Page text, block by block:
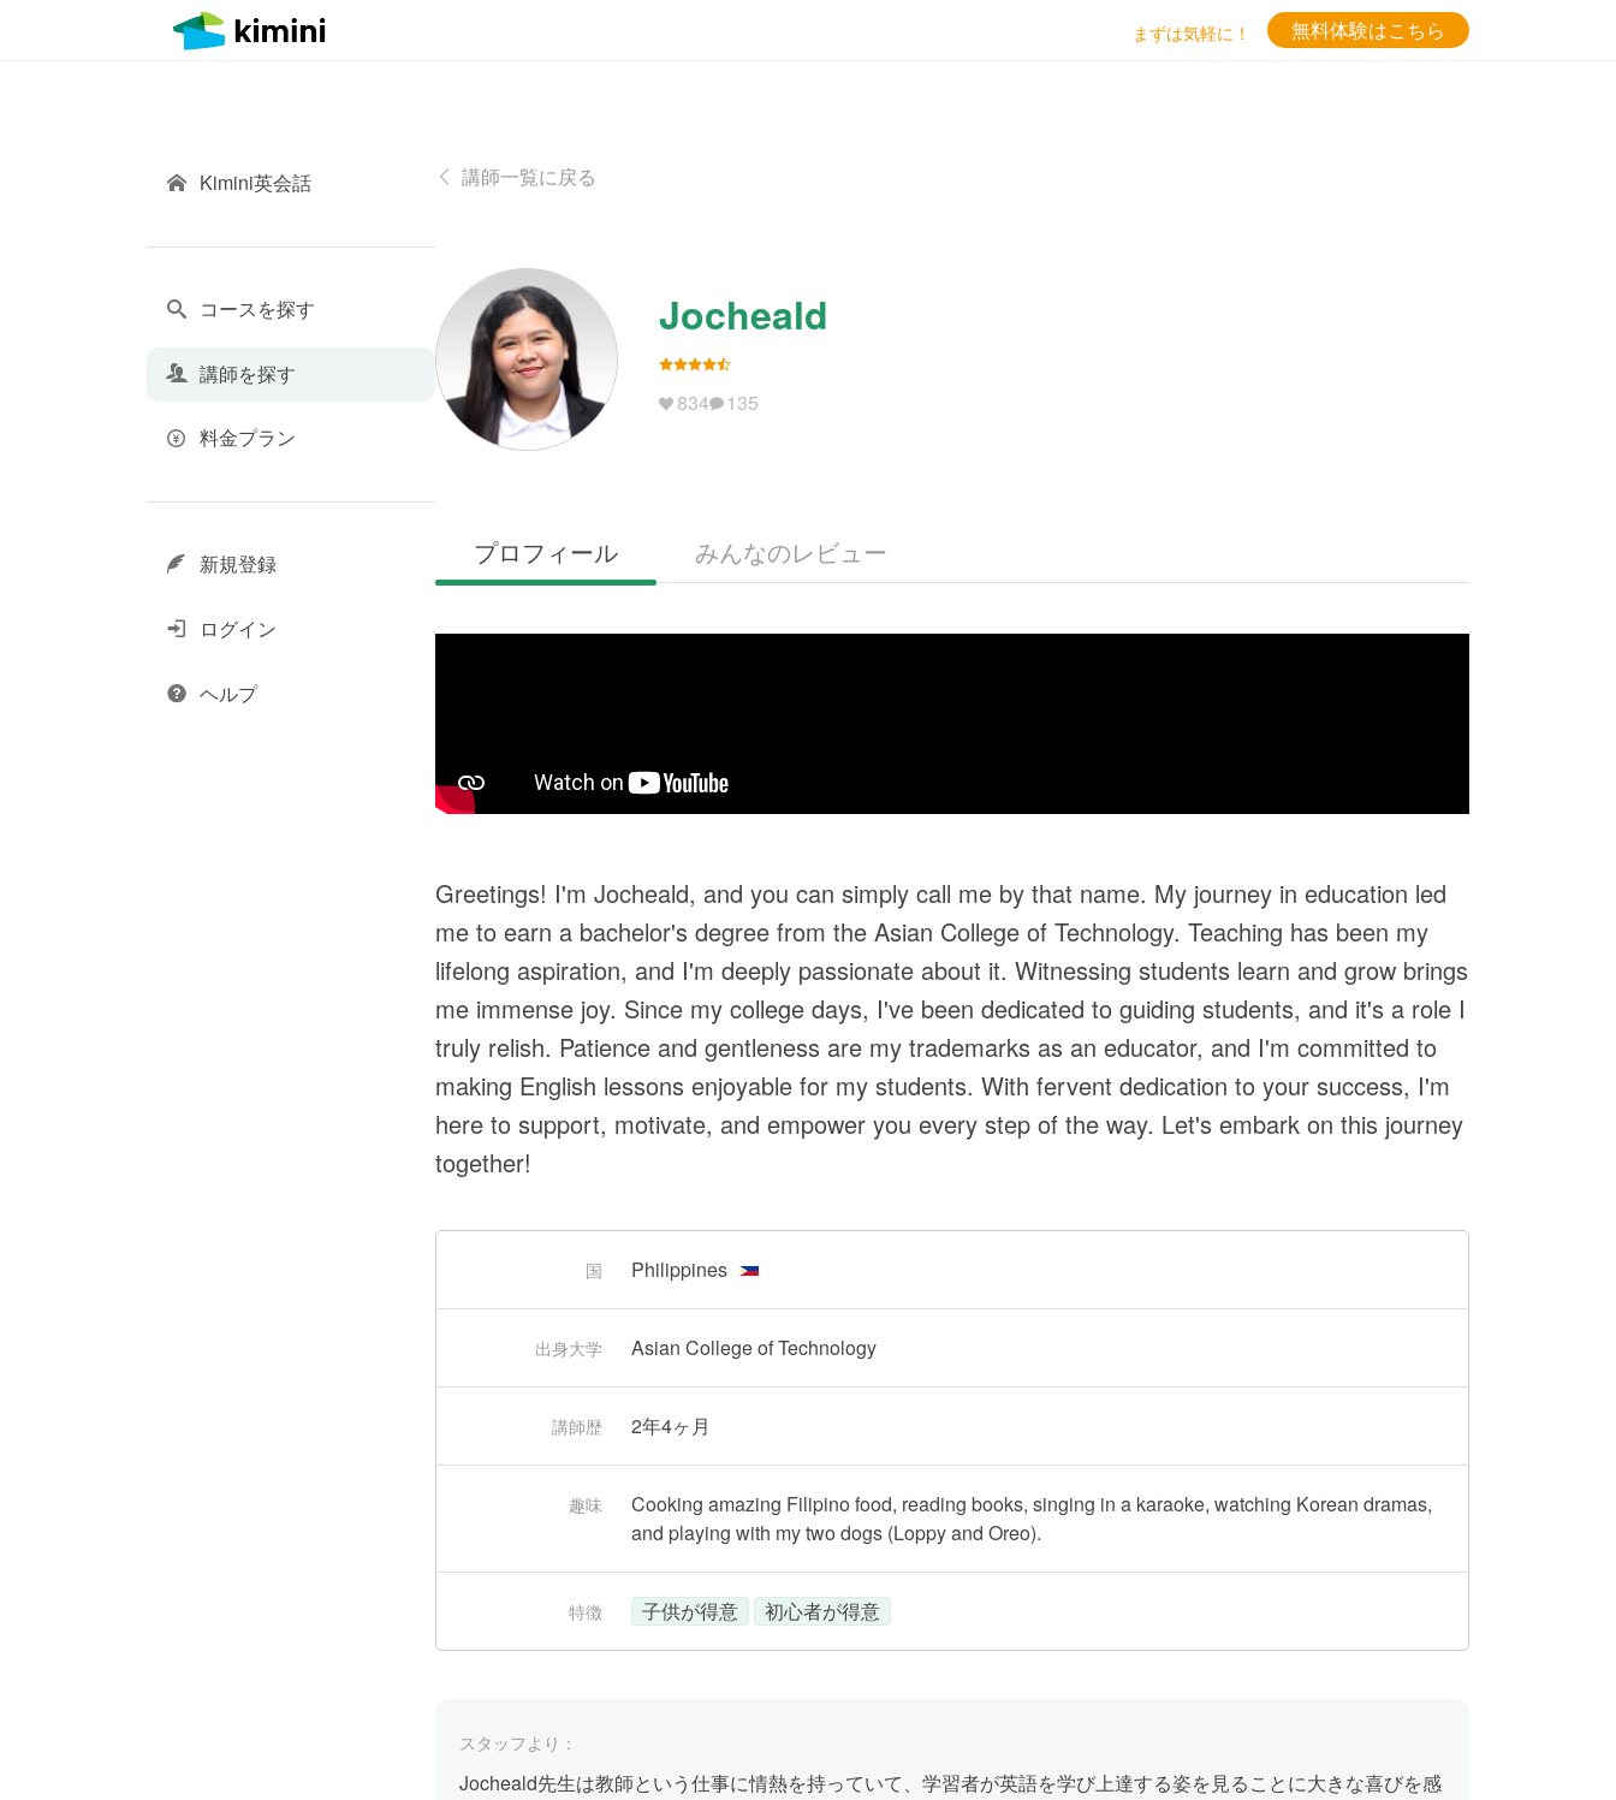
まずは気軽に！ 無料体験はこちら
講師一覧に戻る
Jocheald
834 135
プロフィール みんなのレビュー
Greetings! I'm Jocheald, and you can simply call me by that name. My journey in education led
me to earn a bachelor's degree from the Asian College of Technology. Teaching has been my
lifelong aspiration, and I'm deeply passionate about it. Witnessing students learn and grow brings
me immense joy. Since my college days, I've been dedicated to guiding students, and it's a role I
truly relish. Patience and gentleness are my trademarks as an educator, and I'm committed to
making English lessons enjoyable for my students. With fervent dedication to your success, I'm
here to support, motivate, and empower you every step of the way. Let's embark on this journey
together!
国 Philippines
出身大学 Asian College of Technology
講師歴 2年4ヶ月
趣味
Cooking amazing Filipino food, reading books, singing in a karaoke, watching Korean dramas,
and playing with my two dogs (Loppy and Oreo).
特徴 子供が得意 初心者が得意
スタッフより：
Jocheald先生は教師という仕事に情熱を持っていて、学習者が英語を学び上達する姿を見ることに大きな喜びを感
Kimini英会話
コースを探す
講師を探す
料金プラン
新規登録
ログイン
ヘルプ